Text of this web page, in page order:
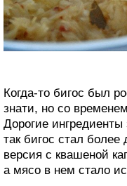
Когда-то бигос был
знати, но со
Дорогие
так бигос стал
версия с квашеной
а мясо в нем стало